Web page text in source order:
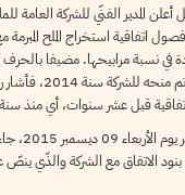
اتفاقية استخراج الملح
قبل عشر سنوات، أي منذ سنة 2004.
بيان